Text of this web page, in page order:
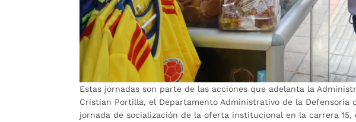
Estas jornadas son parte de las acciones que adelanta la
Cristian Portilla, el Departamento Administrativo de la Defensoría
jornada de socialización de la oferta institucional en la carrera